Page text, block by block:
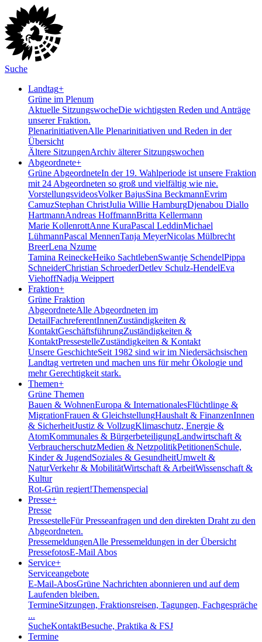
Suche
Landtag+
Grüne im Plenum
Aktuelle SitzungswocheDie wichtigsten Reden und Anträge
unserer Fraktion.
PlenarinitiativenAlle Plenarinitiativen und Reden in der
Übersicht
Ältere SitzungenArchiv älterer Sitzungswochen
Abgeordnete+
Grüne AbgeordneteIn der 19. Wahlperiode ist unsere Fraktion
mit 24 Abgeordneten so groß und vielfältig wie nie.
VorstellungsvideosVolker BajusSina BeckmannEvrim
CamuzStephan ChristJulia Willie HamburgDjenabou Diallo
HartmannAndreas HoffmannBritta Kellermann
Marie KollenrottAnne KuraPascal LeddinMichael
LühmannPascal MennenTanja MeyerNicolas Mülbrecht
BreerLena Nzume
Tamina ReineckeHeiko SachtlebenSwantje SchendelPippa
SchneiderChristian SchroederDetlev Schulz-HendelEva
ViehoffNadja Weippert
Fraktion+
Grüne Fraktion
AbgeordneteAlle Abgeordneten im
DetailFachreferentInnenZuständigkeiten &
KontaktGeschäftsführungZuständigkeiten &
KontaktPressestelleZuständigkeiten & Kontakt
Unsere GeschichteSeit 1982 sind wir im Nieder­sächsischen
Landtag vertreten und machen uns für mehr Ökologie und
mehr Gerechtigkeit stark.
Themen+
Grüne Themen
Bauen & WohnenEuropa & InternationalesFlüchtlinge &
MigrationFrauen & GleichstellungHaushalt & FinanzenInnen
& SicherheitJustiz & VollzugKlimaschutz, Energie &
AtomKommunales & BürgerbeteiligungLandwirtschaft &
VerbraucherschutzMedien & NetzpolitikPetitionenSchule,
Kinder & JugendSoziales & GesundheitUmwelt &
NaturVerkehr & MobilitätWirtschaft & ArbeitWissenschaft &
Kultur
Rot-Grün regiert!Themenspecial
Presse+
Presse
PressestelleFür Presseanfragen und den direkten Draht zu den
Abgeordneten.
PressemeldungenAlle Pressemeldungen in der Übersicht
PressefotosE-Mail Abos
Service+
Serviceangebote
E-Mail-AbosGrüne Nachrichten abonnieren und auf dem
Laufenden bleiben.
TermineSitzungen, Fraktionsreisen, Tagungen, Fachgespräche
...
SucheKontaktBesuche, Praktika & FSJ
Termine